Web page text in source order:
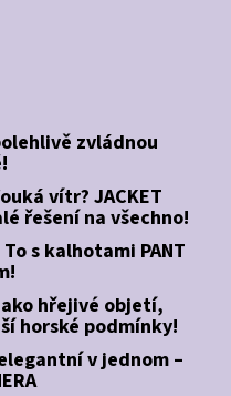
zvládnou
vítr? JACKET
řešení na všechno!
s kalhotami PANT
hřejivé objetí,
horské podmínky!
v jednom –